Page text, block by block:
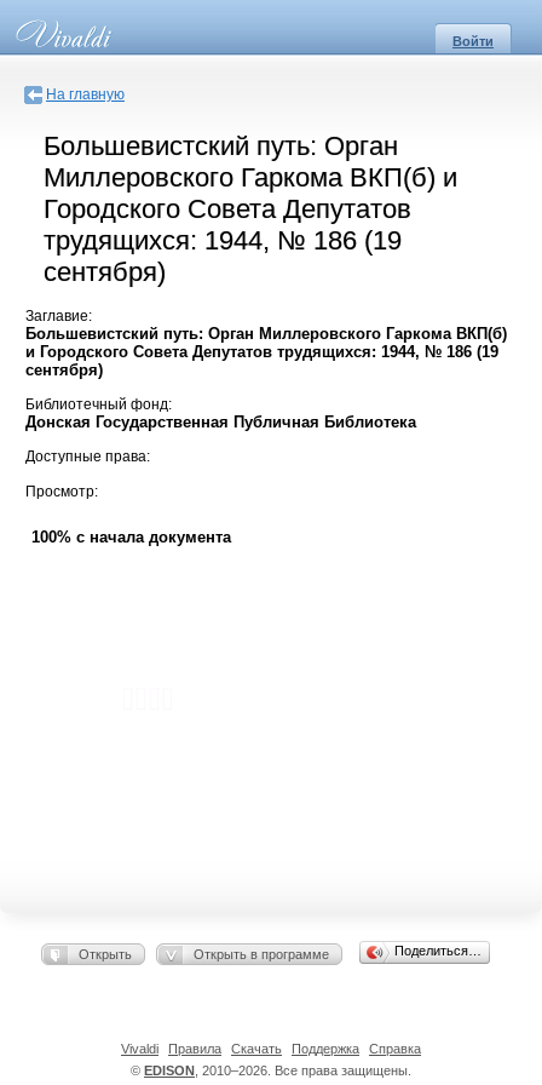
Войти
На главную
Большевистский путь: Орган
Миллеровского Гаркома ВКП(б) и
Городского Совета Депутатов
трудящихся: 1944, № 186 (19
сентября)
Заглавие:
Большевистский путь: Орган Миллеровского Гаркома ВКП(б)
и Городского Совета Депутатов трудящихся: 1944, № 186 (19
сентября)
Библиотечный фонд:
Донская Государственная Публичная Библиотека
Доступные права:
Просмотр:
100% с начала документа
Открыть Открыть в программе Поделиться…
© EDISON , 2010–2026. Все права защищены.
Vivaldi Правила Скачать Поддержка Справка